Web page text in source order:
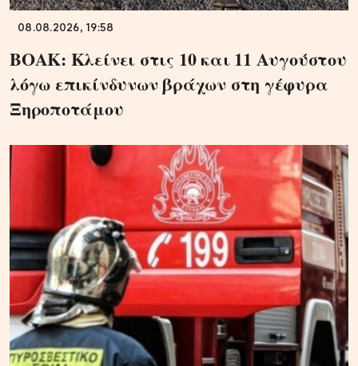
08.08.2026, 19:58
ΒΟΑΚ: Κλείνει στις 10 και 11 Αυγούστου
λόγω επικίνδυνων βράχων στη γέφυρα
Ξηροποτάμου